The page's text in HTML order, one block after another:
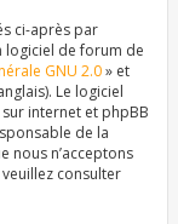
ci-après par
logiciel de forum de
GNU 2.0» et
Le logiciel
internet et phpBB
de la
nous n’acceptons
consulter